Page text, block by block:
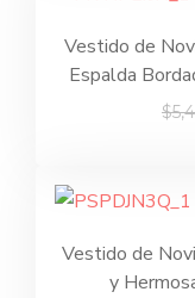
Vestido de
Espalda
$
Vestido de
y